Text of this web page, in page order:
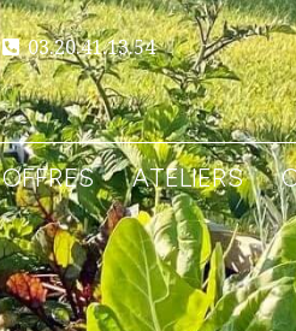
03.20.41.13.54
OFFRES ATELIERS